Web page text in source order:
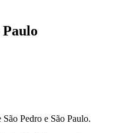
Paulo
Pedro e São Paulo.